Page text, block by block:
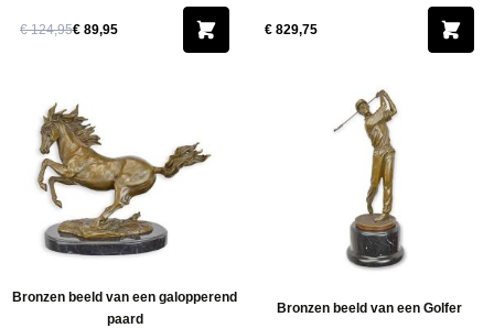
€ 124,95€ 89,95 € 829,75
Bronzen beeld van een galopperend
paard
Bronzen beeld van een Golfer